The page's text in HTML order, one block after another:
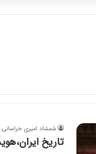
شمشاد امیری خراسانی
تاریخ